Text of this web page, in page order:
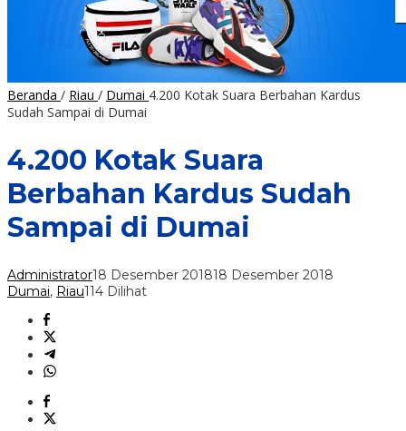
Beranda / Riau / Dumai 4.200 Kotak Suara Berbahan Kardus
Sudah Sampai di Dumai
4.200 Kotak Suara
Berbahan Kardus Sudah
Sampai di Dumai
Administrator18 Desember 201818 Desember 2018
Dumai, Riau114 Dilihat